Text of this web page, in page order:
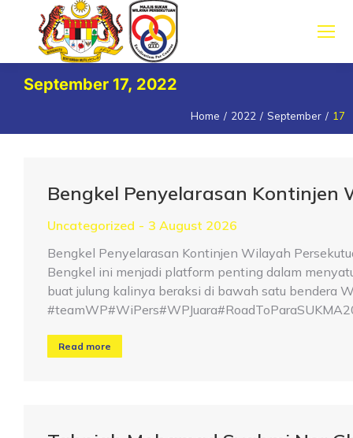
September 17, 2022
Home 2022 September 17
Bengkel Penyelarasan Kontinjen
Uncategorized
3 August 2026
Bengkel Penyelarasan Kontinjen Wilayah
Bengkel ini menjadi platform penting dalam
buat julung kalinya beraksi di bawah satu bendera
Read more